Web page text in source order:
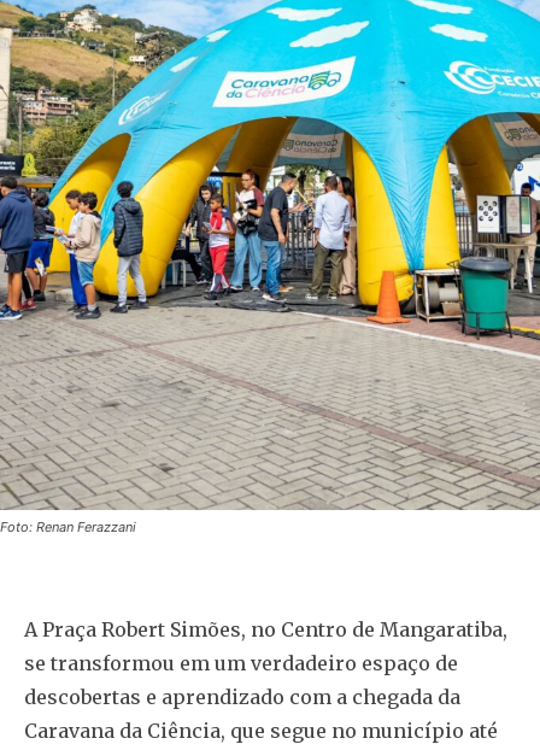
Foto: Renan Ferazzani
A Praça Robert Simões, no Centro de Mangaratiba,
se transformou em um verdadeiro espaço de
descobertas e aprendizado com a chegada da
Caravana da Ciência, que segue no município até